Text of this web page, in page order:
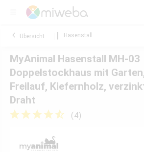
Übersicht Hasenstall
MyAnimal Hasenstall MH-03
Doppelstockhaus mit
Freilauf, Kiefernholz,
Draht
(4)